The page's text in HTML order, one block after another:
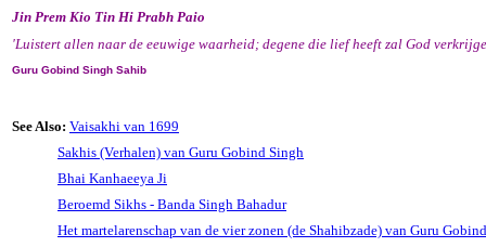
Jin Prem Kio Tin Hi Prabh Paio
'Luistert allen naar de eeuwige waarheid; degene die lief heeft zal God
Guru Gobind Singh Sahib
See Also: Vaisakhi van 1699
Sakhis (Verhalen) van Guru Gobind Singh
Bhai Kanhaeeya Ji
Beroemd Sikhs - Banda Singh Bahadur
Het martelarenschap van de vier zonen (de Shahibzade) van Guru